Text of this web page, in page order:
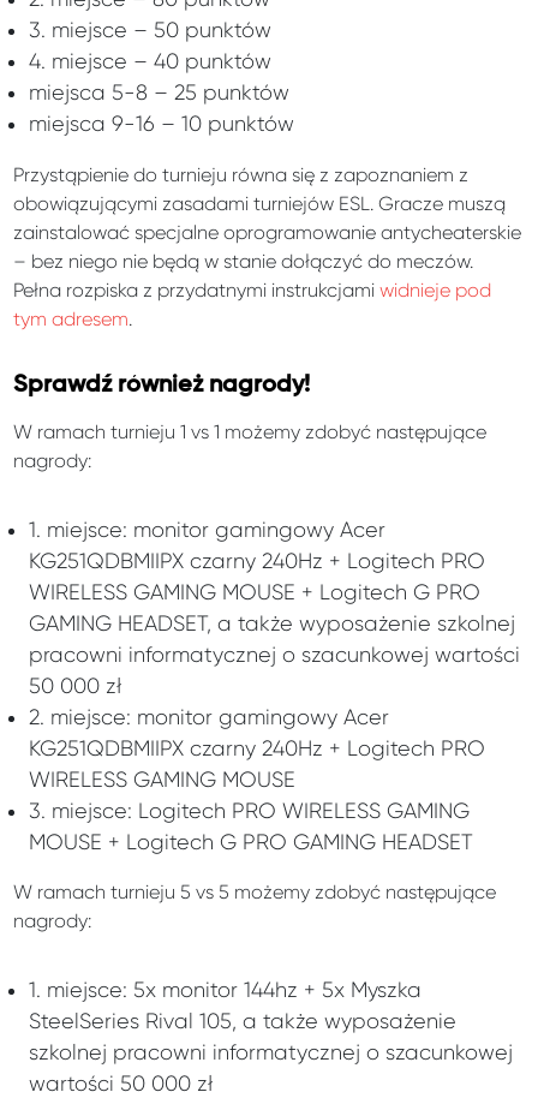
3. miejsce – 50 punktów
4. miejsce – 40 punktów
miejsca 5-8 – 25 punktów
miejsca 9-16 – 10 punktów
Przystąpienie do turnieju równa się z zapoznaniem z
obowiązującymi zasadami turniejów ESL. Gracze muszą
zainstalować specjalne oprogramowanie antycheaterskie
– bez niego nie będą w stanie dołączyć do meczów.
Pełna rozpiska z przydatnymi instrukcjamiwidnieje pod
tym adresem.
Sprawdź również nagrody!
W ramach turnieju 1 vs 1 możemy zdobyć następujące
nagrody:
1. miejsce: monitor gamingowy Acer
KG251QDBMIIPX czarny 240Hz + Logitech PRO
WIRELESS GAMING MOUSE + Logitech G PRO
GAMING HEADSET, a także wyposażenie szkolnej
pracowni informatycznej o szacunkowej wartości
50 000 zł
2. miejsce: monitor gamingowy Acer
KG251QDBMIIPX czarny 240Hz + Logitech PRO
WIRELESS GAMING MOUSE
3. miejsce: Logitech PRO WIRELESS GAMING
MOUSE + Logitech G PRO GAMING HEADSET
W ramach turnieju 5 vs 5 możemy zdobyć następujące
nagrody:
1. miejsce: 5x monitor 144hz + 5x Myszka
SteelSeries Rival 105, a także wyposażenie
szkolnej pracowni informatycznej o szacunkowej
wartości 50 000 zł